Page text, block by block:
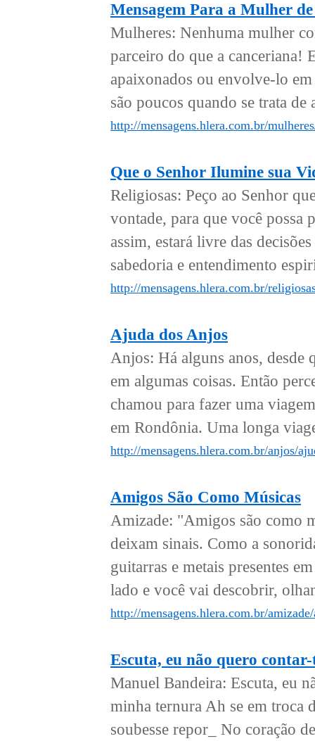
Mensagem Para a Mulher
Mulheres: Nenhuma mulher
parceiro do que a canceriana!
apaixonados ou envolve-lo
são poucos quando se trata
http://mensagens.hlera.com.br/
Que o Senhor Ilumine sua
Religiosas: Peço ao Senhor
vontade, para que você possa
assim, estará livre das
sabedoria e entendimento
http://mensagens.hlera.com.br/
Ajuda dos Anjos
Anjos: Há alguns anos, desde
em algumas coisas. Então
chamou para fazer uma
em Rondônia. Uma longa
http://mensagens.hlera.com.br/anjos/
Amigos São Como Músicas
Amizade: "Amigos são como
deixam sinais. Como a
guitarras e metais presentes
lado e você vai descobrir,
http://mensagens.hlera.com.br/
Escuta, eu não quero contar-
Manuel Bandeira: Escuta, eu
minha ternura Ah se em troca
soubesse repor_ No coração